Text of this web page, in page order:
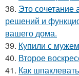
38. Это сочетание
решений и
вашего дома.
39. Купили с
40. Второе
41. Как